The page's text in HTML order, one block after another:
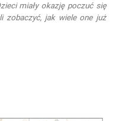
miały okazję poczuć się
zobaczyć, jak wiele one już